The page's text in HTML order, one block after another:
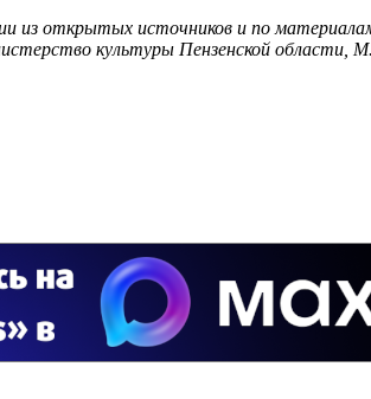
из открытых источников и по
культуры Пензенской области,